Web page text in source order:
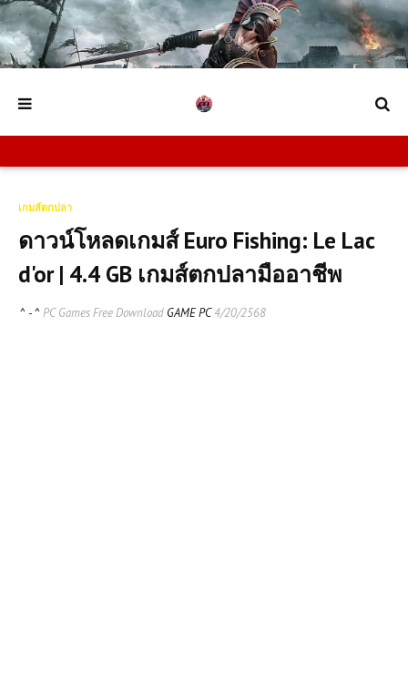
เกมส์ตกปลา
ดาวน์โหลดเกมส์ Euro Fishing: Le Lac
d'or | 4.4 GB เกมส์ตกปลามืออาชีพ
^ - ^ PC Games Free Download GAME PC4/20/2568